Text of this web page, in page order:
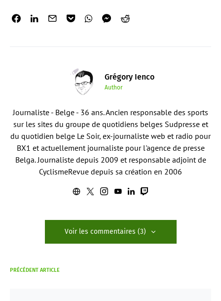
Grégory Ienco
Author
Journaliste - Belge - 36 ans. Ancien responsable des sports
sur les sites du groupe de quotidiens belges Sudpresse et
du quotidien belge Le Soir, ex-journaliste web et radio pour
BX1 et actuellement journaliste pour l'agence de presse
Belga. Journaliste depuis 2009 et responsable adjoint de
CyclismeRevue depuis sa création en 2006
Voir les commentaires (3)
PRÉCÉDENT ARTICLE